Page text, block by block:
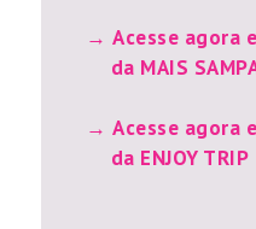
Acesse agora
da MAIS
Acesse agora
da ENJOY TRIP